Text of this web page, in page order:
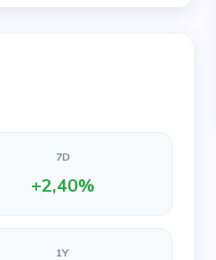
7D
+2,40%
1Y